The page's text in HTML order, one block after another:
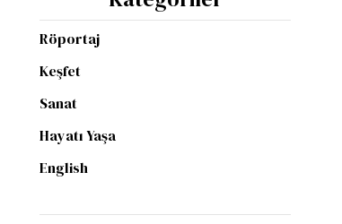
Röportaj
Keşfet
Sanat
Hayatı Yaşa
English